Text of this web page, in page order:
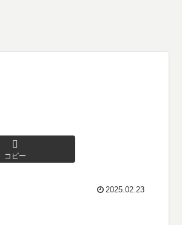
コピー
2025.02.23